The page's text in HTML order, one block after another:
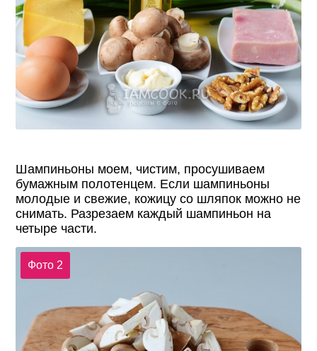
Шампиньоны моем, чистим, просушиваем
бумажным полотенцем. Если шампиньоны
молодые и свежие, кожицу со шляпок можно не
снимать. Разрезаем каждый шампиньон на
четыре части.
Фото 2